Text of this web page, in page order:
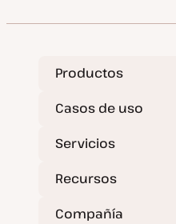
u
a
s
Productos
Casos de uso
Servicios
Recursos
Compañía